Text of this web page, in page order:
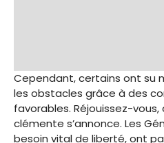
Cependant, certains ont su
les obstacles grâce à des
favorables. Réjouissez-
clémente s’annonce. Les
besoin vital de liberté, ont